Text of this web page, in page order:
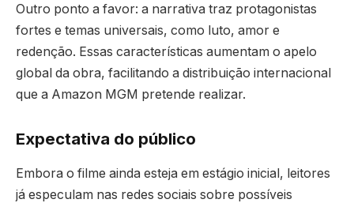
Outro ponto a favor: a narrativa traz protagonistas
fortes e temas universais, como luto, amor e
redenção. Essas características aumentam o apelo
global da obra, facilitando a distribuição internacional
que a Amazon MGM pretende realizar.
Expectativa do público
Embora o filme ainda esteja em estágio inicial, leitores
já especulam nas redes sociais sobre possíveis